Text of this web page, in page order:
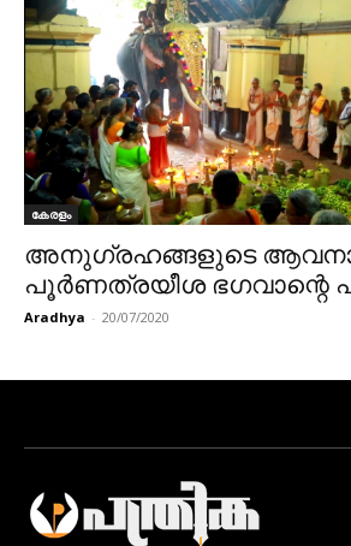
കേരളം
അനുഗ്രഹങ്ങളുടെ
പൂർണത്രയീശ ഭഗവാന്റെ
Aradhya - 20/07/2020